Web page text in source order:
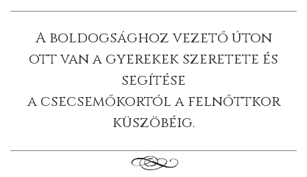
A boldogsághoz vezető úton
ott van a gyerekek szeretete és
segítése
a csecsemőkortól a felnőttkor
küszöbéig.